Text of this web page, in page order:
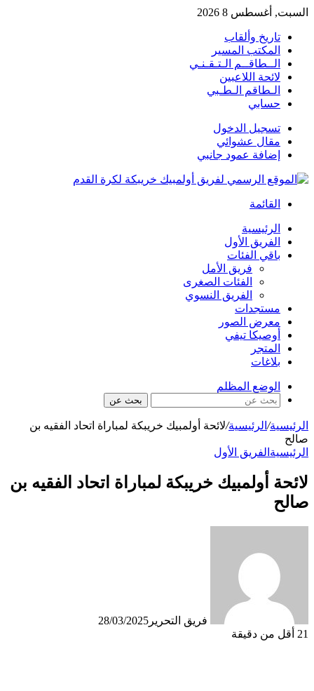
السبت, أغسطس 8 2026
تاريخ وألقاب
المكتب المسير
الــطاقــم الـتـقـنـي
لائحة اللاعبين
الـطاقم الـطـبي
حسابي
تسجيل الدخول
مقال عشوائي
إضافة عمود جانبي
القائمة
الرئيسية
الفريق الأول
باقي الفئات
فريق الأمل
الفئات الصغرى
الفريق النسوي
مستجدات
معرض الصور
أوصيكا تيفي
المتجر
بلاغات
الوضع المظلم
بحث عن
الرئيسية/ الرئيسية/لائحة أولمبيك خريبكة لمباراة اتحاد الفقيه بن
صالح
الرئيسية الفريق الأول
لائحة أولمبيك خريبكة لمباراة اتحاد الفقيه بن
صالح
فريق التحرير 28/03/2025
21 أقل من دقيقة